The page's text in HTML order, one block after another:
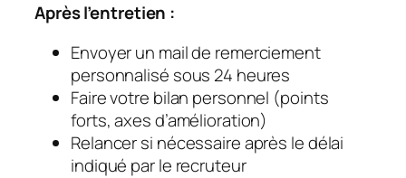
Après l’entretien :
Envoyer un mail de remerciement
personnalisé sous 24 heures
Faire votre bilan personnel (points
forts, axes d’amélioration)
Relancer si nécessaire après le délai
indiqué par le recruteur